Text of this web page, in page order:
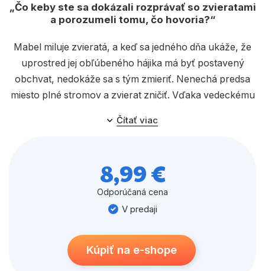
Young adult
Zdravie a životný štýl
Všetky kategórie
Čo keby ste sa dokázali rozprávať so zvieratami
a porozumeli tomu, čo hovoria?
Mabel miluje zvieratá, a keď sa jedného dňa ukáže, že
uprostred jej obľúbeného hájika má byť postavený
obchvat, nedokáže sa s tým zmieriť. Nenechá predsa
miesto plné stromov a zvierat zničiť. Vďaka vedeckému
od ľudského sveta. Dokáže Mabel nájsť bobra, ktorý jej
Čítať viac
8,99 €
Odporúčaná cena
V predaji
Kúpiť na e-shope